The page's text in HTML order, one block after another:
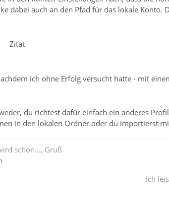
dabei auch an den Pfad für das lokale Konto.
Zitat
ich ohne Erfolg versucht hatte - mit
du richtest dafür einfach ein anderes
in den lokalen Ordner oder du importierst
schon..., Gruß
Ich